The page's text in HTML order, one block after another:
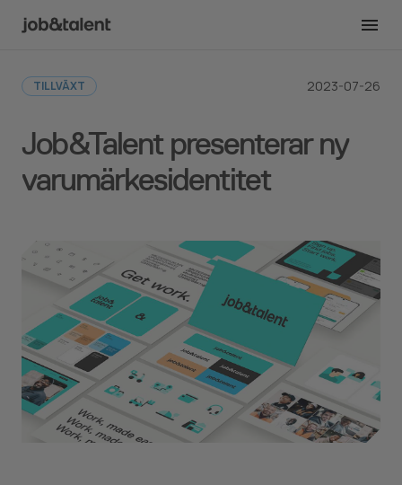
Job&Talent presenterar ny
varumärkesidentitet
TILLVÄXT 2023-07-26